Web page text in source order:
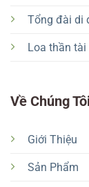
Tổng đài di
Loa thần
Về Chúng
Giới Thiệu
Sản Phẩm